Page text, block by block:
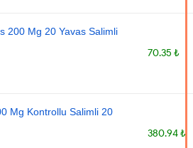
200 Mg 20 Yavas Salimli
70.35 ₺
Mg Kontrollu Salimli 20
380.94 ₺